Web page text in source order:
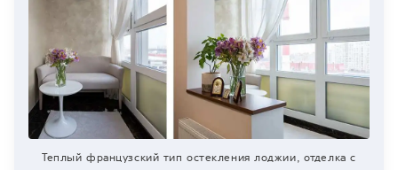
Теплый французский тип остекления лоджии, отделка с